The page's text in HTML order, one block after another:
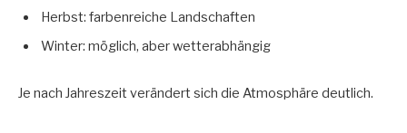
Herbst: farbenreiche Landschaften
Winter: möglich, aber wetterabhängig
Je nach Jahreszeit verändert sich die Atmosphäre deutlich.